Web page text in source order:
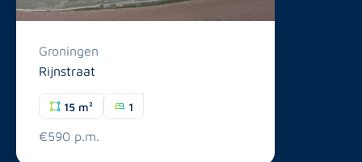
Groningen
Rijnstraat
15 m² 1
€590 p.m.